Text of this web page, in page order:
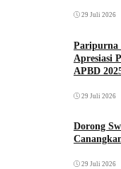
29 Juli 2026
Paripurna
Apresiasi
APBD
29 Juli 2026
Dorong
29 Juli 2026